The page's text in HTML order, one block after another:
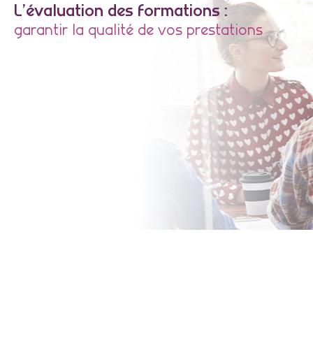
L’évaluation des formations :
garantir la qualité de vos prestations